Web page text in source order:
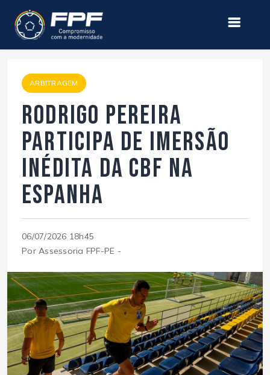
ARBITRAGEM
Rodrigo Pereira
participa de imersão
inédita da CBF na
Espanha
06/07/2026 18h45
Por Assessoria FPF-PE -